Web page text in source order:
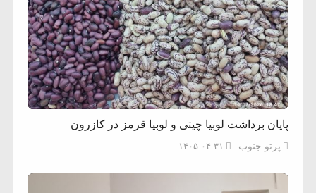
پایان برداشت لوبیا چیتی و لوبیا قرمز در کازرون
پرتو جنوب ۱۴۰۵-۰۴-۳۱